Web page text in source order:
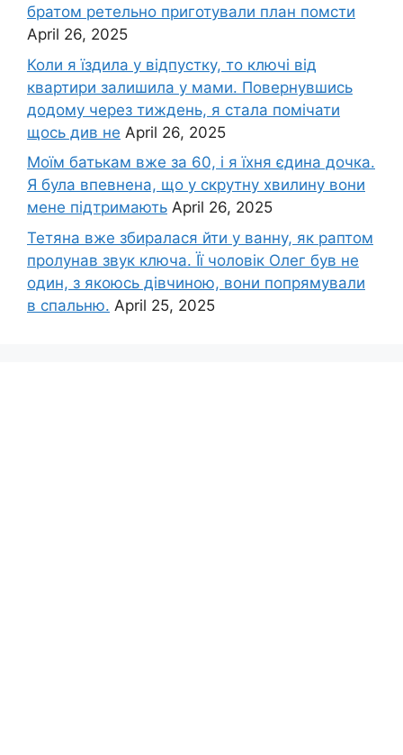
братом ретельно приготували план помсти
April 26, 2025
Коли я їздила у відпустку, то ключі від
квартири залишила у мами. Повернувшись
додому через тиждень, я стала помічати
щось див не April 26, 2025
Моїм батькам вже за 60, і я їхня єдина дочка.
Я була впевнена, що у скрутну хвилину вони
мене підтримають April 26, 2025
Тетяна вже збиралася йти у ванну, як раптом
пролунав звук ключа. Її чоловік Олег був не
один, з якоюсь дівчиною, вони попрямували
в спальню. April 25, 2025